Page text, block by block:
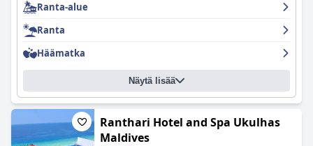
Ranta-alue
Ranta
Häämatka
Näytä lisää
Ranthari Hotel and Spa Ukulhas
Maldives